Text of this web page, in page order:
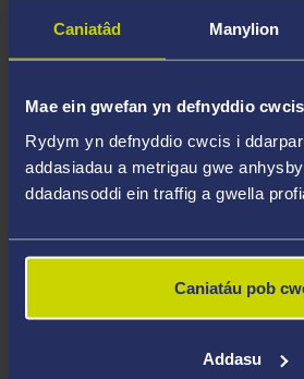
Caniatâd Manylion
Mae ein gwefan yn defnyddio cwcis
Rydym yn defnyddio cwcis i
addasiadau a metrigau gwe
ddadansoddi ein traffig a gwella
Caniatáu pob
Addasu
STAFF Y BRIFYSGOL